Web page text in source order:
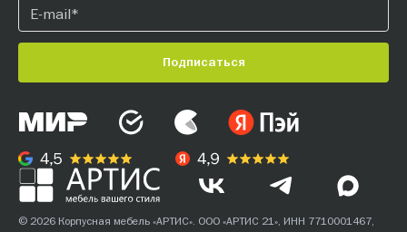
Подписаться
© 2026 Корпусная мебель «АРТИС». ООО «АРТИС 21», ИНН 7710001467,